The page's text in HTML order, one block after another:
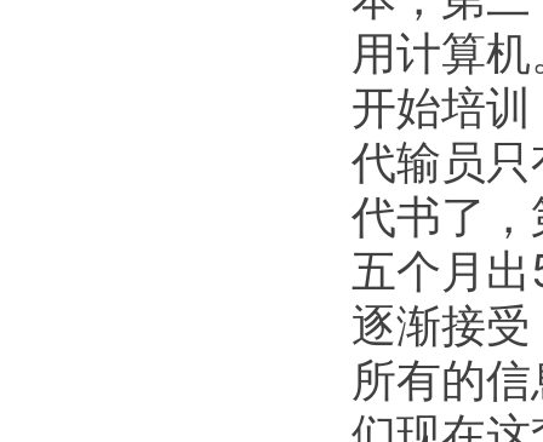
用计算
开始培
代输员
代书了
五个月
逐渐接
所有的